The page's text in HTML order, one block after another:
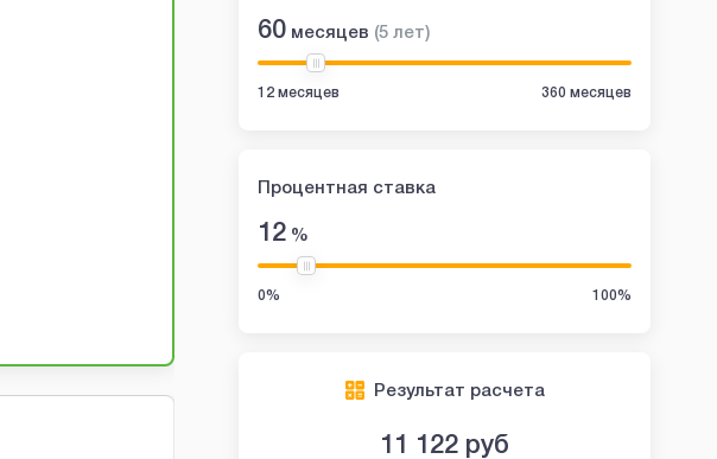
60 месяцев (5 лет)
12 месяцев 360 месяцев
Процентная ставка
12 %
0% 100%
Результат расчета
11 122 руб